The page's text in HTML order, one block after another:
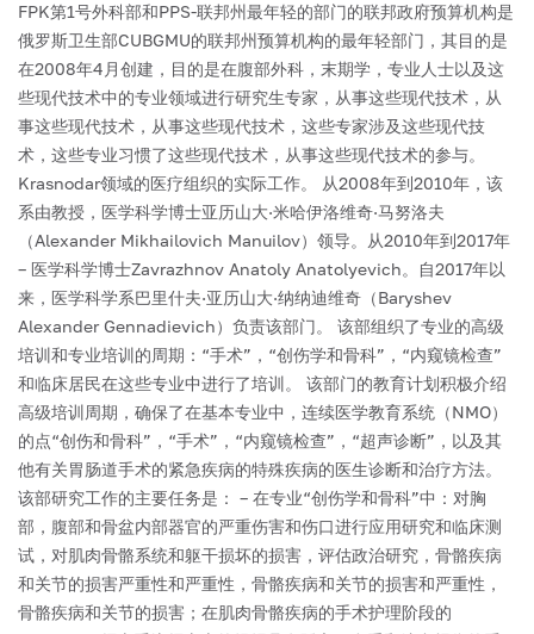
FPK第1号外科部和PPS-联邦州最年轻的部门的联邦政府预算机构是
俄罗斯卫生部CUBGMU的联邦州预算机构的最年轻部门，其目的是
在2008年4月创建，目的是在腹部外科，末期学，专业人士以及这
些现代技术中的专业领域进行研究生专家，从事这些现代技术，从
事这些现代技术，从事这些现代技术，这些专家涉及这些现代技
术，这些专业习惯了这些现代技术，从事这些现代技术的参与。
Krasnodar领域的医疗组织的实际工作。
从2008年到2010年，该
系由教授，医学科学博士亚历山大·米哈伊洛维奇·马努洛夫
（Alexander Mikhailovich Manuilov）领导。从2010年到2017年
– 医学科学博士Zavrazhnov Anatoly Anatolyevich。自2017年以
来，医学科学系巴里什夫·亚历山大·纳纳迪维奇（Baryshev
Alexander Gennadievich）负责该部门。
该部组织了专业的高级
培训和专业培训的周期：“手术”，“创伤学和骨科”，“内窥镜检查”
和临床居民在这些专业中进行了培训。
该部门的教育计划积极介绍
高级培训周期，确保了在基本专业中，连续医学教育系统（NMO）
的点“创伤和骨科”，“手术”，“内窥镜检查”，“超声诊断”，以及其
他有关胃肠道手术的紧急疾病的特殊疾病的医生诊断和治疗方法。
该部研究工作的主要任务是： – 在专业“创伤学和骨科”中：对胸
部，腹部和骨盆内部器官的严重伤害和伤口进行应用研究和临床测
试，对肌肉骨骼系统和躯干损坏的损害，评估政治研究，骨骼疾病
和关节的损害严重性和严重性，骨骼疾病和关节的损害和严重性，
骨骼疾病和关节的损害；在肌肉骨骼疾病的手术护理阶段的